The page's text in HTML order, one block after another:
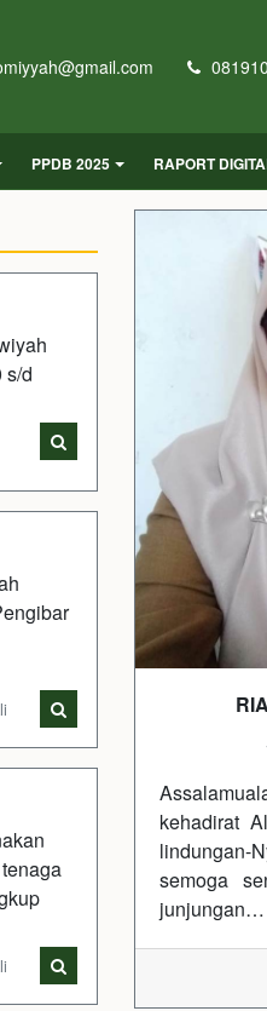
PPDB 2025 RAPORT
s/d
kehadirat
semoga
junjungan…